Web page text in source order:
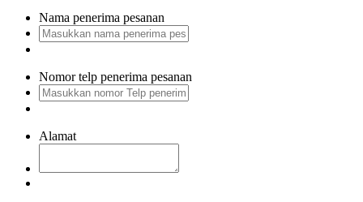
Nama penerima pesanan
Nomor telp penerima pesanan
Alamat